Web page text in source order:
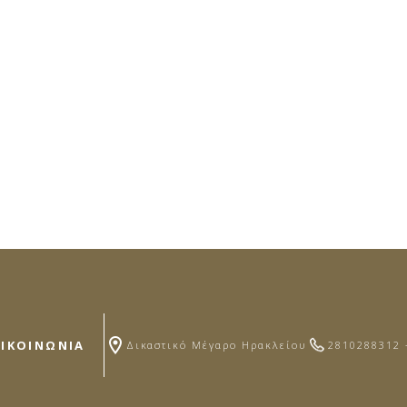
Δικαστικό Μέγαρο Ηρακλείου 2810288312